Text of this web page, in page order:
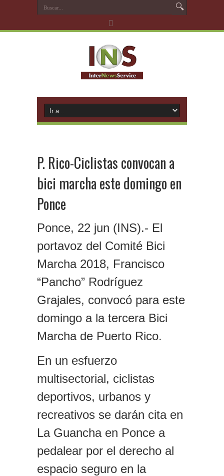
P. Rico-Ciclistas convocan a
bici marcha este domingo en
Ponce
Ponce, 22 jun (INS).- El
portavoz del Comité Bici
Marcha 2018, Francisco
“Pancho” Rodríguez
Grajales, convocó para este
domingo a la tercera Bici
Marcha de Puerto Rico.
En un esfuerzo
multisectorial, ciclistas
deportivos, urbanos y
recreativos se darán cita en
La Guancha en Ponce a
pedalear por el derecho al
espacio seguro en la